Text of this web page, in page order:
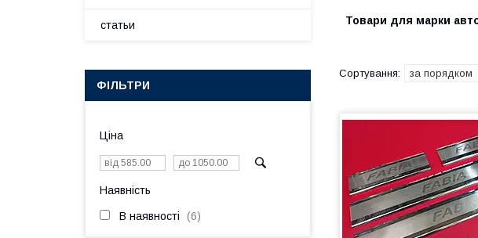
Товари для марки
статьи
ФІЛЬТРИ
Ціна
Наявність
В наявності 6